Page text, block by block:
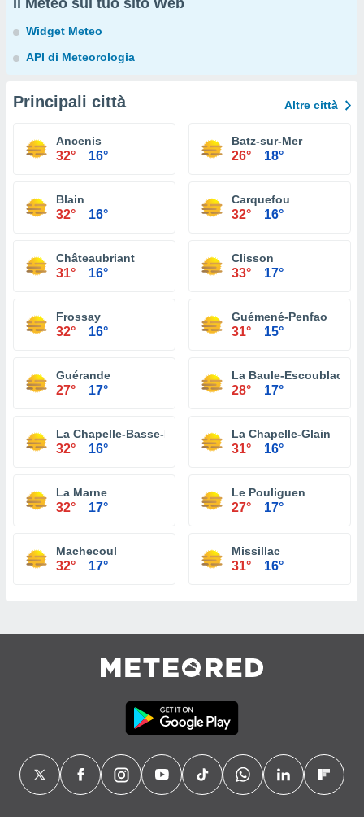
Il Meteo sul tuo sito Web
Widget Meteo
API di Meteorologia
Principali città Altre città
Ancenis
32° 16°
Batz-sur-Mer
26° 18°
Blain
32° 16°
Carquefou
32° 16°
Châteaubriant
31° 16°
Clisson
33° 17°
Frossay
32° 16°
Guémené-Penfao
31° 15°
Guérande
27° 17°
La Baule-Escoublac
28° 17°
La Chapelle-Basse-Mer
32° 16°
La Chapelle-Glain
31° 16°
La Marne
32° 17°
Le Pouliguen
27° 17°
Machecoul
32° 17°
Missillac
31° 16°